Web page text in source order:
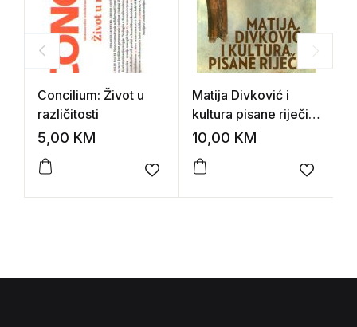
Concilium: Život u
različitosti
5,00 KM
Add to wishlist
Matija Divković i
kultura pisane riječi
(zbornik radova)
10,00 KM
Add to